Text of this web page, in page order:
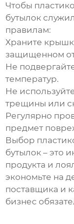
Чтобы
бутылок
правилам:
Храните
защищенном
Не
температур.
Не
трещины или
Регулярно
предмет
Выбор
бутылок – это
продукта и
экономьте на
поставщика и
бизнес